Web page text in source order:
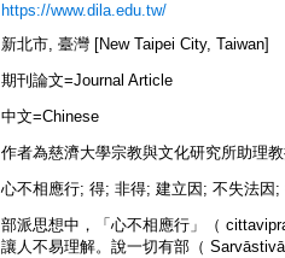
https://www.dila.edu.tw/
新北市, 臺灣 [New Taipei City, Taiwan]
期刊論文=Journal Article
中文=Chinese
作者為慈濟大學宗教與文化研究所助理教
心不相應行; 得; 非得; 建立因; 不失法因;
部派思想中，「心不相應行」（
讓人不易理解。說一切有部（